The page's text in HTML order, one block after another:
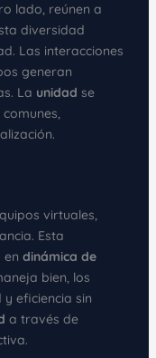
lado, reúnen a
diversidad
Las interacciones
generan
La unidad se
virtuales,
Esta
en dinámica de
bien, los
eficiencia sin
a través de